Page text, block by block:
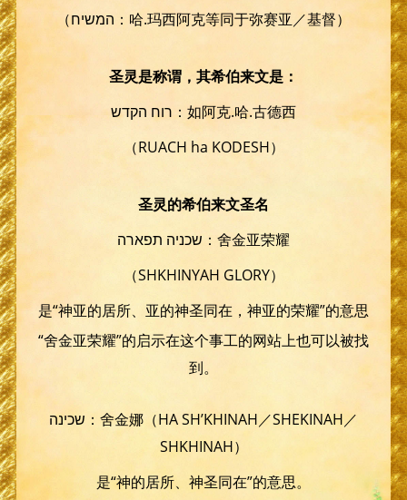
（המשיח：哈.玛西阿克等同于弥赛亚／基督）
圣灵是称谓，其希伯来文是：
רוח הקדש：如阿克.哈.古德西
（RUACH ha KODESH）
圣灵的希伯来文圣名
שכניה תפארה：舍金亚荣耀
（SHKHINYAH GLORY）
是“神亚的居所、亚的神圣同在，神亚的荣耀”的意思
“舍金亚荣耀”的启示在这个事工的网站上也可以被找
到。
שכינה：舍金娜（HA SH’KHINAH／SHEKINAH／
SHKHINAH）
是“神的居所、神圣同在”的意思。